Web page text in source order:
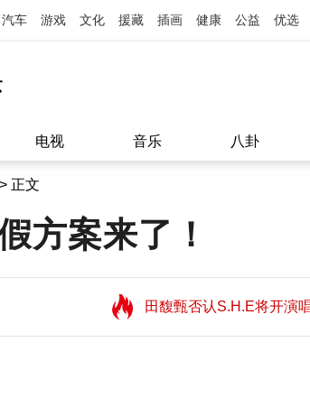
汽车 游戏 文化 援藏 插画 健康 公益 优选
电视 音乐 八卦
> 正文
方案来了！
田馥甄否认S.H.E将开演
望11:08
田馥甄否认S.H.E将开演